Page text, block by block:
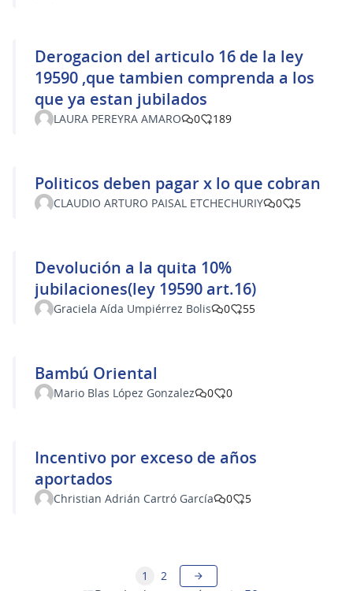
Derogacion del articulo 16 de la ley
19590 ,que tambien comprenda a los
que ya estan jubilados
LAURA PEREYRA AMARO 0 189
Politicos deben pagar x lo que cobran
CLAUDIO ARTURO PAISAL ETCHECHURIY 0 5
Devolución a la quita 10%
jubilaciones(ley 19590 art.16)
Graciela Aída Umpiérrez Bolis 0 55
Bambú Oriental
Mario Blas López Gonzalez 0 0
Incentivo por exceso de años
aportados
Christian Adrián Cartró García 0 5
1 2